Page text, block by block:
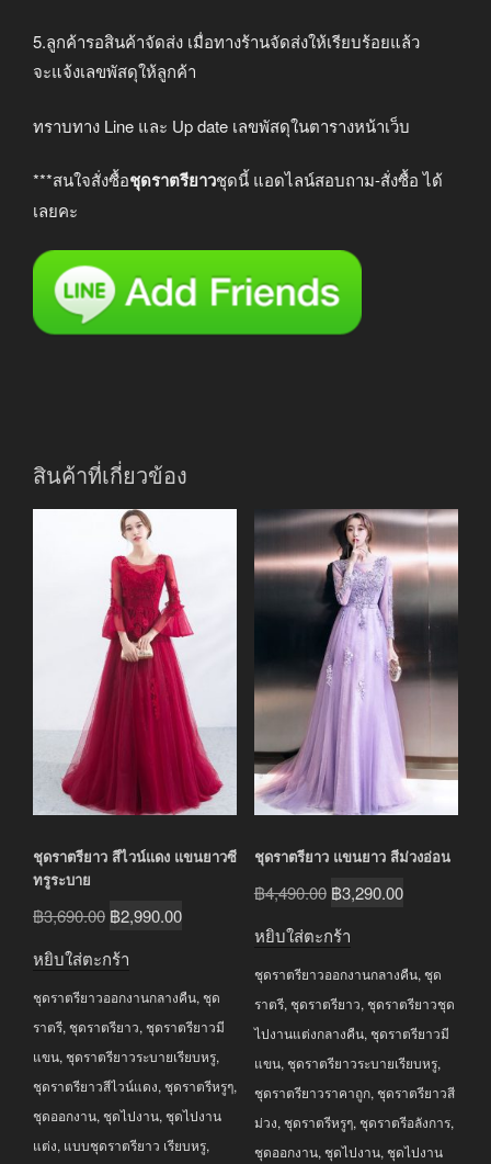
5.ลูกค้ารอสินค้าจัดส่ง เมื่อทางร้านจัดส่งให้เรียบร้อยแล้ว
จะแจ้งเลขพัสดุให้ลูกค้า
ทราบทาง Line และ Up date เลขพัสดุในตารางหน้าเว็บ
***สนใจสั่งซื้อชุดราตรียาวชุดนี้ แอดไลน์สอบถาม-สั่งซื้อ ได้
เลยคะ
สินค้าที่เกี่ยวข้อง
ชุดราตรียาว สีไวน์แดง แขนยาวซี
ทรูระบาย
฿3,690.00 Original
฿3,690.00.
฿2,990.00Current
฿2,990.00.
หยิบใส่ตะกร้า
ชุดราตรียาวออกงานกลางคืน, ชุด
ราตรี, ชุดราตรียาว, ชุดราตรียาวมี
แขน, ชุดราตรียาวระบายเรียบหรู,
ชุดราตรียาวสีไวน์แดง, ชุดราตรีหรูๆ,
ชุดออกงาน, ชุดไปงาน, ชุดไปงาน
แต่ง, แบบชุดราตรียาว เรียบหรู,
ชุดราตรียาว แขนยาว สีม่วงอ่อน
฿4,490.00 Original
฿4,490.00.
฿3,290.00Current
฿3,290.00.
หยิบใส่ตะกร้า
ชุดราตรียาวออกงานกลางคืน, ชุด
ราตรี, ชุดราตรียาว, ชุดราตรียาวชุด
ไปงานแต่งกลางคืน, ชุดราตรียาวมี
แขน, ชุดราตรียาวระบายเรียบหรู,
ชุดราตรียาวราคาถูก, ชุดราตรียาวสี
ม่วง, ชุดราตรีหรูๆ, ชุดราตรีอลังการ,
ชุดออกงาน, ชุดไปงาน, ชุดไปงาน